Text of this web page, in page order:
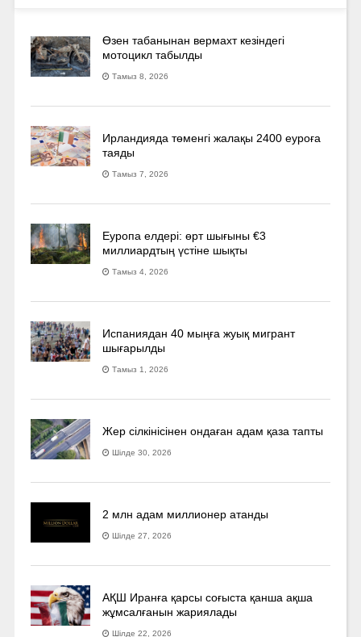
Өзен табанынан вермахт кезіндегі
мотоцикл табылды
Тамыз 8, 2026
Ирландияда төменгі жалақы 2400 еуроға
таяды
Тамыз 7, 2026
Еуропа елдері: өрт шығыны €3
миллиардтың үстіне шықты
Тамыз 4, 2026
Испаниядан 40 мыңға жуық мигрант
шығарылды
Тамыз 1, 2026
Жер сілкінісінен ондаған адам қаза тапты
Шілде 30, 2026
2 млн адам миллионер атанды
Шілде 27, 2026
АҚШ Иранға қарсы соғыста қанша ақша
жұмсалғанын жариялады
Шілде 22, 2026